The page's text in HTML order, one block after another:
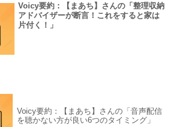
Voicy要約：【まあち】さんの「整理収納
アドバイザーが断言！これをすると家は
片付く！」
Voicy要約：【まあち】さんの「音声配信
を聴かない方が良い6つのタイミング」